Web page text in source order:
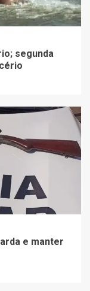
segunda
e manter